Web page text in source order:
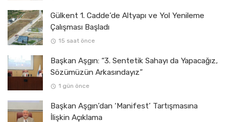
Gülkent 1. Cadde’de Altyapı ve Yol Yenileme
Çalışması Başladı
15 saat önce
Başkan Aşgın: “3. Sentetik Sahayı da Yapacağız,
Sözümüzün Arkasındayız”
1 gün önce
Başkan Aşgın’dan ‘Manifest’ Tartışmasına
İlişkin Açıklama